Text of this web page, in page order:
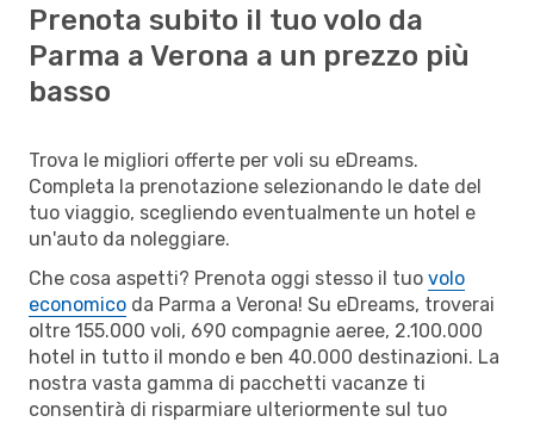
Prenota subito il tuo volo da
Parma a Verona a un prezzo più
basso
Trova le migliori offerte per voli su eDreams.
Completa la prenotazione selezionando le date del
tuo viaggio, scegliendo eventualmente un hotel e
un'auto da noleggiare.
Che cosa aspetti? Prenota oggi stesso il tuo volo
economico da Parma a Verona! Su eDreams, troverai
oltre 155.000 voli, 690 compagnie aeree, 2.100.000
hotel in tutto il mondo e ben 40.000 destinazioni. La
nostra vasta gamma di pacchetti vacanze ti
consentirà di risparmiare ulteriormente sul tuo